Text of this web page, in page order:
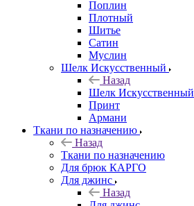
Поплин
Плотный
Шитье
Сатин
Муслин
Шелк Искусственный
Назад
Шелк Искусственный
Принт
Армани
Ткани по назначению
Назад
Ткани по назначению
Для брюк КАРГО
Для джинс
Назад